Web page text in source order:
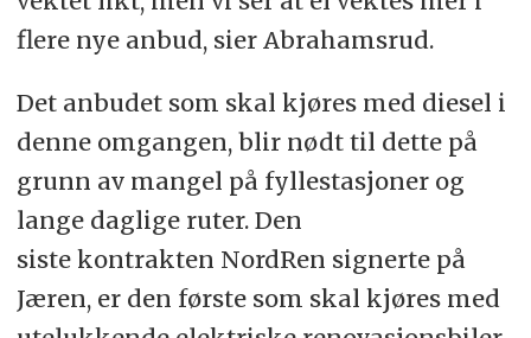
flere nye anbud, sier Abrahamsrud.
Det anbudet som skal kjøres med diesel i
denne omgangen, blir nødt til dette på
grunn av mangel på fyllestasjoner og
lange daglige ruter. Den
siste kontrakten NordRen signerte på
Jæren, er den første som skal kjøres med